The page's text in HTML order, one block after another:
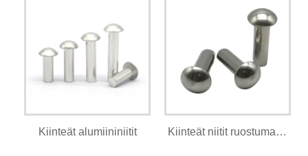
Kiinteät alumiininiitit Kiinteät niitit ruostumattomasta teräksestä